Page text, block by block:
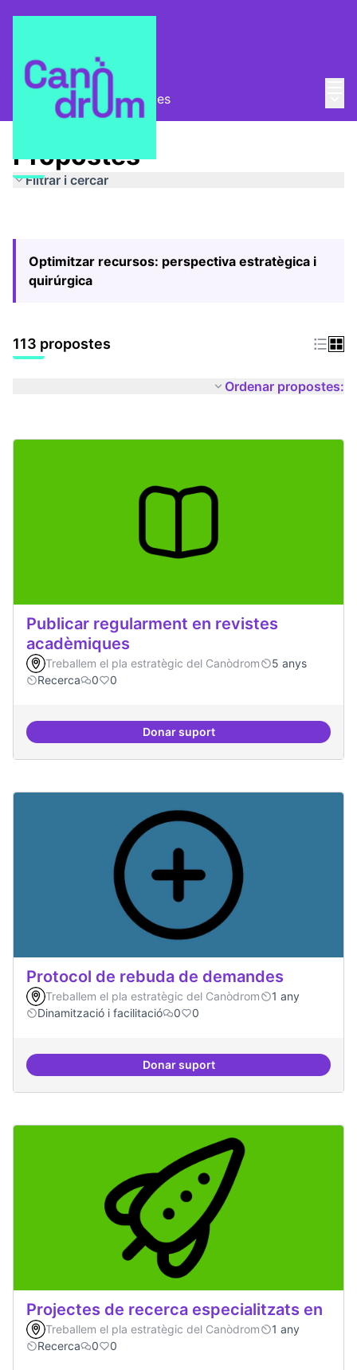
Pla Estratègic Propostes
Propostes
Filtrar i cercar
Optimitzar recursos: perspectiva estratègica i
quirúrgica
113 propostes
Ordenar propostes:
Publicar regularment en revistes
acadèmiques
Treballem el pla estratègic del Canòdrom
5 anys
Recerca
0 0
Donar suportPublicar regularment en
Protocol de rebuda de demandes
Treballem el pla estratègic del Canòdrom
1 any
Dinamització i facilitació
0 0
Donar suportProtocol de rebuda de demandes
Projectes de recerca especialitzats en
Treballem el pla estratègic del Canòdrom
1 any
Recerca
0 0